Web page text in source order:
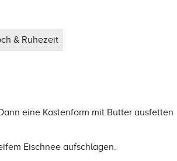
& Ruhezeit
eine Kastenform mit Butter ausfetten
Eischnee aufschlagen.